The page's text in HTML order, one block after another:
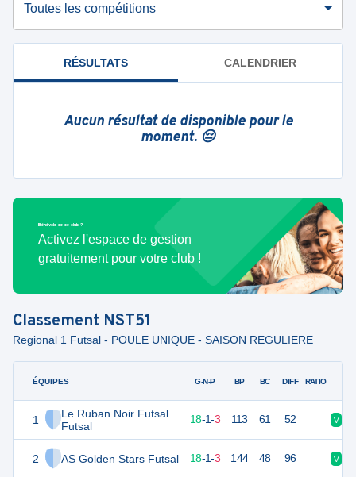
Toutes les compétitions
RÉSULTATS CALENDRIER
Aucun résultat de disponible pour le
moment. 😔
Bénévole de ce club ?
Activez l'espace de gestion
gratuitement pour votre club !
Classement NST51
Regional 1 Futsal - POULE UNIQUE - SAISON REGULIERE
ÉQUIPES
1
Le Ruban Noir Futsal
Futsal
2 AS Golden Stars Futsal
G-N-P BP BC DIFF RATIO
77 22 18-1-3 113 61 52 V
77 22 18-1-3 144 48 96 V